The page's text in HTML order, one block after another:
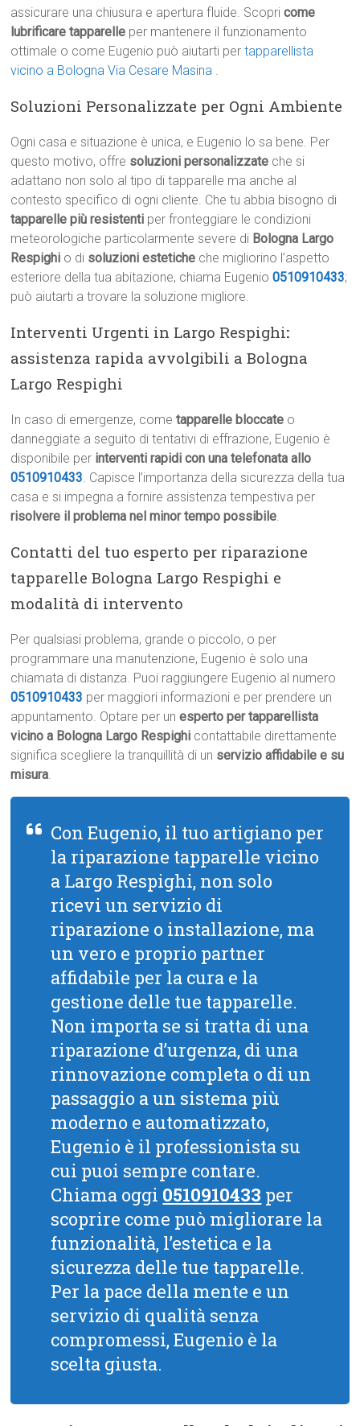
assicurare una chiusura e apertura fluide. Scopricome
lubrificare tapparelle per mantenere il funzionamento
ottimale o come Eugenio può aiutarti pertapparellista
vicino a Bologna Via Cesare Masina .
Soluzioni Personalizzate per Ogni Ambiente
Ogni casa e situazione è unica, e Eugenio lo sa bene. Per
questo motivo, offre soluzioni personalizzate che si
adattano non solo al tipo di tapparelle ma anche al
contesto specifico di ogni cliente. Che tu abbia bisogno di
tapparelle più resistenti per fronteggiare le condizioni
meteorologiche particolarmente severe di Bologna Largo
Respighi o di soluzioni estetiche che migliorino l’aspetto
esteriore della tua abitazione, chiama Eugenio0510910433;
può aiutarti a trovare la soluzione migliore.
Interventi Urgenti in Largo Respighi:
assistenza rapida avvolgibili a Bologna
Largo Respighi
In caso di emergenze, cometapparelle bloccate o
danneggiate a seguito di tentativi di effrazione, Eugenio è
disponibile per interventi rapidi con una telefonata allo
0510910433. Capisce l’importanza della sicurezza della tua
casa e si impegna a fornire assistenza tempestiva per
risolvere il problema nel minor tempo possibile.
Contatti del tuo esperto per riparazione
tapparelle Bologna Largo Respighi e
modalità di intervento
Per qualsiasi problema, grande o piccolo, o per
programmare una manutenzione, Eugenio è solo una
chiamata di distanza. Puoi raggiungere Eugenio al numero
0510910433 per maggiori informazioni e per prendere un
appuntamento. Optare per unesperto per tapparellista
vicino a Bologna Largo Respighi contattabile direttamente
significa scegliere la tranquillità di un servizio affidabile e su
misura.
Con Eugenio, il tuo artigiano per
la riparazione tapparelle vicino
a Largo Respighi, non solo
ricevi un servizio di
riparazione o installazione, ma
un vero e proprio partner
affidabile per la cura e la
gestione delle tue tapparelle.
Non importa se si tratta di una
riparazione d’urgenza, di una
rinnovazione completa o di un
passaggio a un sistema più
moderno e automatizzato,
Eugenio è il professionista su
cui puoi sempre contare.
Chiama oggi 0510910433 per
scoprire come può migliorare la
funzionalità, l’estetica e la
sicurezza delle tue tapparelle.
Per la pace della mente e un
servizio di qualità senza
compromessi, Eugenio è la
scelta giusta.